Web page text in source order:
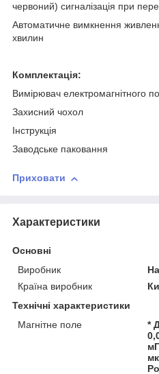
червоний) сигналізація при
Автоматичне вимкнення
хвилин
Комплектація:
Вимірювач електромагнітного
Захисний чохол
Інструкція
Заводське паковання
Приховати
Характеристики
Основні
Виробник
Країна виробник
Технічні характеристики
Магнітне поле
*